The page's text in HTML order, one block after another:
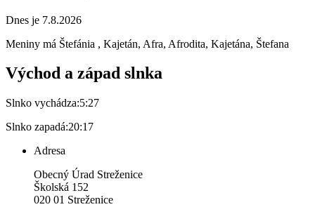
Dnes je 7.8.2026
Meniny má Štefánia , Kajetán, Afra, Afrodita, Kajetána, Štefana
Východ a západ slnka
Slnko vychádza:5:27
Slnko zapadá:20:17
Adresa
Obecný Úrad Streženice
Školská 152
020 01 Streženice